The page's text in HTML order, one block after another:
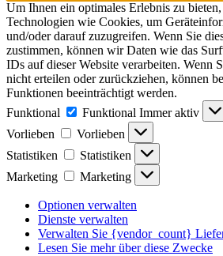
Um Ihnen ein optimales Erlebnis zu
Technologien wie Cookies, um
und/oder darauf zuzugreifen. Wenn Sie
zustimmen, können wir Daten wie das
IDs auf dieser Website verarbeiten. Wenn
nicht erteilen oder zurückziehen, können
Funktionen beeinträchtigt werden.
Funktional
Funktional Immer aktiv
Vorlieben
Vorlieben
Statistiken
Statistiken
Marketing
Marketing
Optionen verwalten
Dienste verwalten
Verwalten Sie {vendor_count}
Lesen Sie mehr über diese Zwecke